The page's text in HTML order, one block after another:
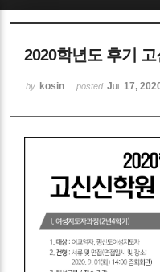
2020학년도 후기
by kosin posted Jul 17,